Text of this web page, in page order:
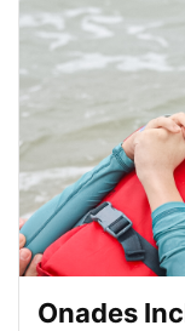
Onades